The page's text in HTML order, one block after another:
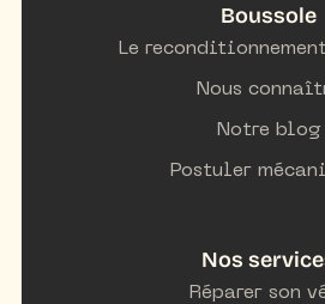
Boussole
Le
Nous
Notre blog
Postuler
Nos
Réparer son